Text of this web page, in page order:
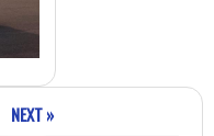
NEXT »